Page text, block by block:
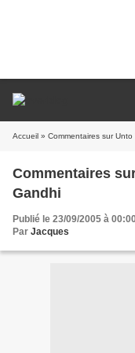
Accueil » Commentaires sur
Commentaires
Gandhi
Publié le 23/09/2005 à
Par Jacques